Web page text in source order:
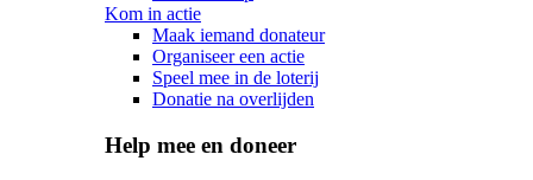
Kom in actie
Maak iemand donateur
Organiseer een actie
Speel mee in de loterij
Donatie na overlijden
Help mee en doneer